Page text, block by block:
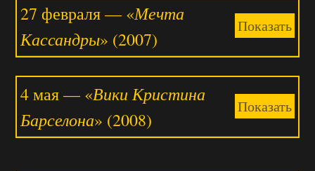
27 февраля — «Мечта
Кассандры» (2007)
Показать
4 мая — «Вики Кристина
Барселона» (2008)
Показать